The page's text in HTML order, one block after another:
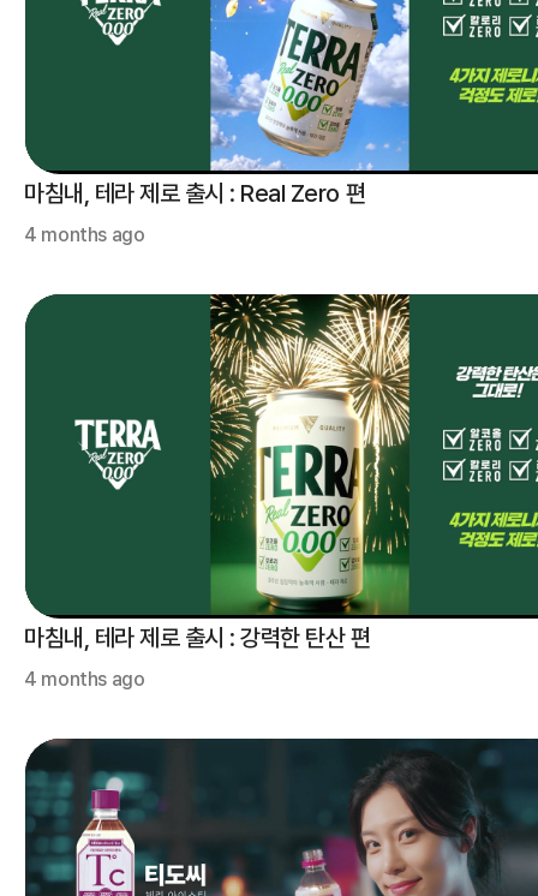
마침내, 테라 제로 출시 : Real Zero 편
4 months ago
마침내, 테라 제로 출시 : 강력한 탄산 편
4 months ago